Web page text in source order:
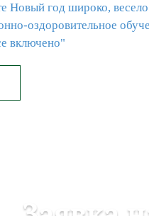
Новый год широко,
оздоровительное
включено"